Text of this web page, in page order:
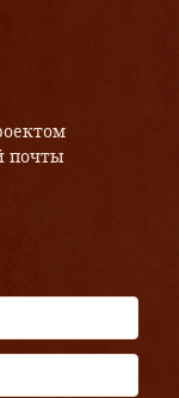
почты